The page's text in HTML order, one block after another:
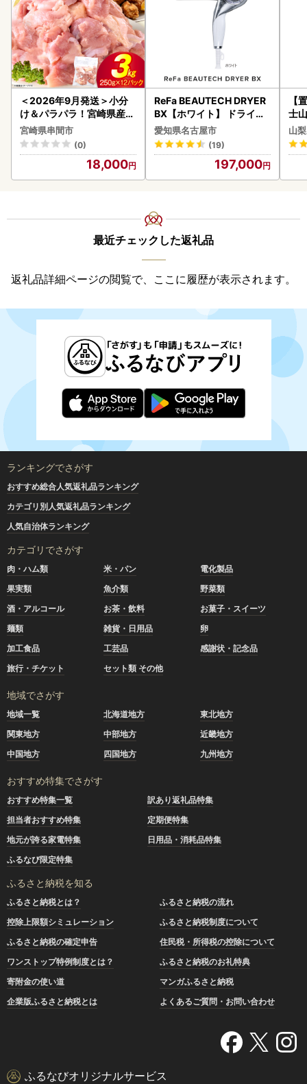
＜2026年9月発送＞小分
け＆パラパラ！宮崎県産鶏
ももカット合計3kg_K043
-009-2609
宮崎県串間市
(0)
18,000
ReFa BEAUTECH DRYER
BX【ホワイト】 ドライヤ
ー 美容 家電 ドライヤー リ
ファ
愛知県名古屋市
(19)
197,000
【
士
180
山
最近チェックした返礼品
返礼品詳細ページの閲覧で、ここに履歴が表示されます。
ランキングでさがす
おすすめ総合人気返礼品ランキング
カテゴリ別人気返礼品ランキング
人気自治体ランキング
カテゴリでさがす
肉・ハム類 米・パン
電化製品
果実類
魚介類
野菜類
酒・アルコール
お茶・飲料
お菓子・スイーツ
麺類
雑貨・日用品
卵
加工食品
工芸品
感謝状・記念品
旅行・チケット
セット類 その他
地域でさがす
地域一覧 北海道地方
東北地方
関東地方
中部地方
近畿地方
中国地方
四国地方 九州地方
おすすめ特集でさがす
おすすめ特集一覧
訳あり返礼品特集
担当者おすすめ特集
定期便特集
地元が誇る家電特集
日用品・消耗品特集
ふるなび限定特集
ふるさと納税を知る
ふるさと納税とは？
ふるさと納税の流れ
控除上限額シミュレーション
ふるさと納税制度について
ふるさと納税の確定申告
住民税・所得税の控除について
ワンストップ特例制度とは？
ふるさと納税のお礼特典
寄附金の使い道
マンガふるさと納税
企業版ふるさと納税とは
よくあるご質問・お問い合わせ
ふるなびオリジナルサービス